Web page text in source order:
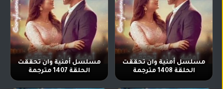
مسلسل أمنية وان تحققت
الحلقة 1408 مترجمة
مسلسل أمنية وان تحققت
الحلقة 1407 مترجمة